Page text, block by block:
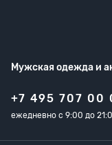
Мужская одежда и
+7 495 707 00
ежедневно с 9:00 до